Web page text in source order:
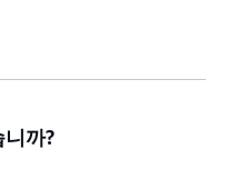
까?